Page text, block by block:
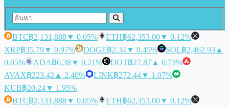
BTC฿2,131,888▼ 0.05% ETH฿62,353.00▼ 0.12%
XRP฿35.79▼ 0.97% DOGE฿2.34▼ 0.45% SOL฿2,462.93 ▲
0.05%
ADA฿6.38▼ 0.21% DOT฿27.87 ▲ 0.73%
AVAX฿223.42 ▲ 2.40% LINK฿272.44▼ 1.07%
KUB฿20.24▼ 1.95%
BTC฿2,131,888▼ 0.05% ETH฿62,353.00▼ 0.12%